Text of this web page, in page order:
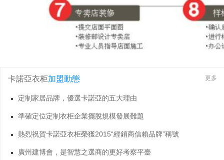
卡諾亞衣柜加盟動態 更多
定制家居品牌，優選卡諾亞的五大理由
準確定位定制衣柜企業擺脫規模發展難題
熱烈祝賀卡諾亞衣柜榮獲2015“經銷商信賴品牌”稱號
廣州建博會，是智慧之選商的更好考察平臺